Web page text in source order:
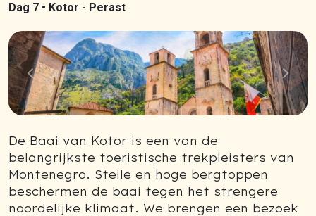
Dag 7 • Kotor - Perast
Previous Next
De Baai van Kotor is een van de
belangrijkste toeristische trekpleisters van
Montenegro. Steile en hoge bergtoppen
beschermen de baai tegen het strengere
noordelijke klimaat. We brengen een bezoek